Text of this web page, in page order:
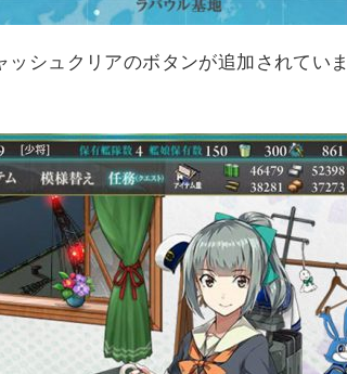
シュクリアのボタンが追加されていま